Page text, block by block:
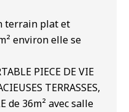
terrain plat et
environ elle se
PIECE DE VIE
TERRASSES,
de 36m² avec salle